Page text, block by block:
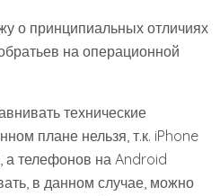
о принципиальных отличиях
на операционной
технические
плане нельзя, т.к. iPhone
а телефонов на Android
в данном случае, можно